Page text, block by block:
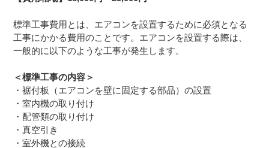
標準工事費用とは、エアコンを設置するために必須となる
工事にかかる費用のことです。エアコンを設置する際は、
一般的に以下のような工事が発生します。
＜標準工事の内容＞
・裾付板（エアコンを壁に固定する部品）の設置
・室内機の取り付け
・配管類の取り付け
・真空引き
・室外機との接続